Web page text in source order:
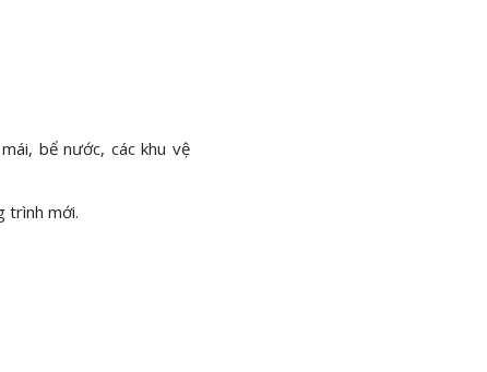
bể nước, các khu vệ
trình mới.